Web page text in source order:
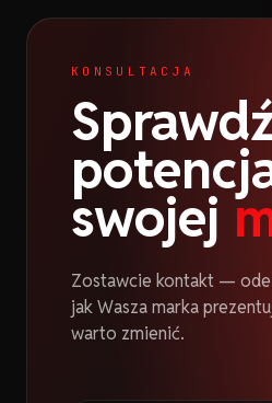
KONSULTACJA
swojej
Zostawcie kontakt —
jak Wasza marka
warto zmienić.